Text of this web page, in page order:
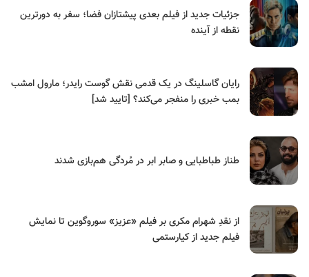
جزئیات جدید از فیلم بعدی پیشتازان فضا؛ سفر به دورترین
نقطه از آینده
رایان گاسلینگ در یک قدمی نقش گوست رایدر؛ مارول امشب
بمب خبری را منفجر می‌کند؟ [تایید شد]
طناز طباطبایی و صابر ابر در مُردگی هم‌بازی شدند
از نقدِ شهرام مکری بر فیلم «عزیز» سوروگوین تا نمایش
فیلم جدید از کیارستمی